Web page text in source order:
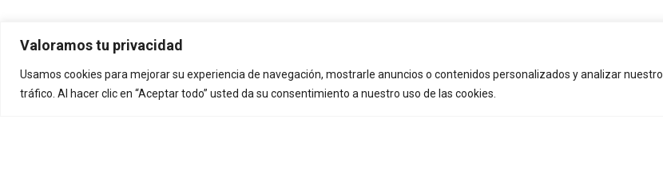
Valoramos tu privacidad
Usamos cookies para mejorar su experiencia de navegación, mostrarle anuncios o contenidos personalizados y analizar nuestro
tráfico. Al hacer clic en “Aceptar todo” usted da su consentimiento a nuestro uso de las cookies.